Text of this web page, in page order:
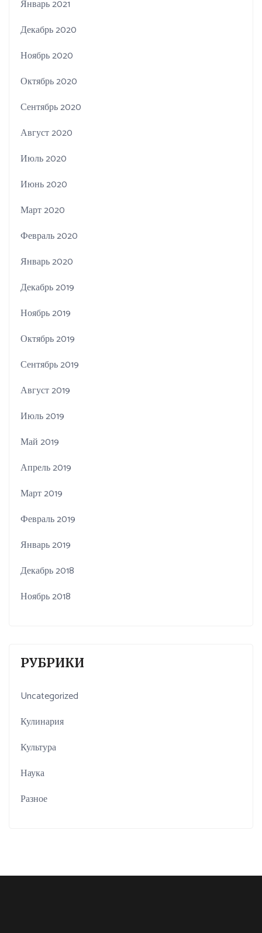
Январь 2021
Декабрь 2020
Ноябрь 2020
Октябрь 2020
Сентябрь 2020
Август 2020
Июль 2020
Июнь 2020
Март 2020
Февраль 2020
Январь 2020
Декабрь 2019
Ноябрь 2019
Октябрь 2019
Сентябрь 2019
Август 2019
Июль 2019
Май 2019
Апрель 2019
Март 2019
Февраль 2019
Январь 2019
Декабрь 2018
Ноябрь 2018
РУБРИКИ
Uncategorized
Кулинария
Культура
Наука
Разное